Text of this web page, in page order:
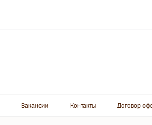
Вакансии Контакты Договор